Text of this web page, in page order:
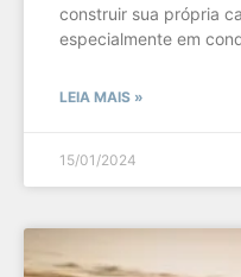
construir sua própria
especialmente em
LEIA MAIS »
15/01/2024